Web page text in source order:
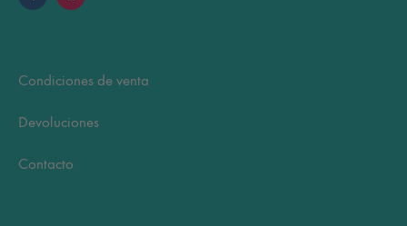
Condiciones de venta
Devoluciones
Contacto